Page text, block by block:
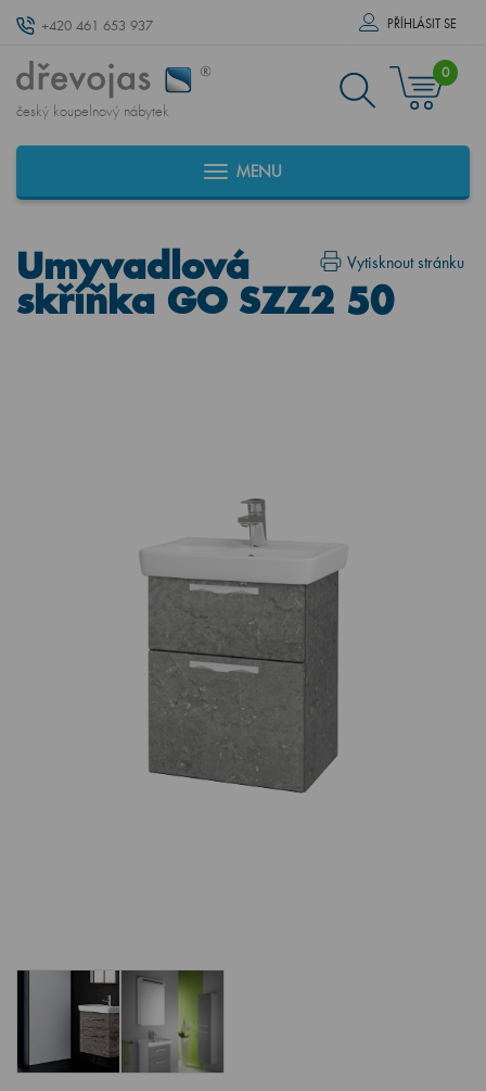
+420 461 653 937 PŘÍHLÁSIT SE
český koupelnový nábytek
0
MENU
Vytisknout stránku
Umyvadlová
skříňka GO SZZ2 50